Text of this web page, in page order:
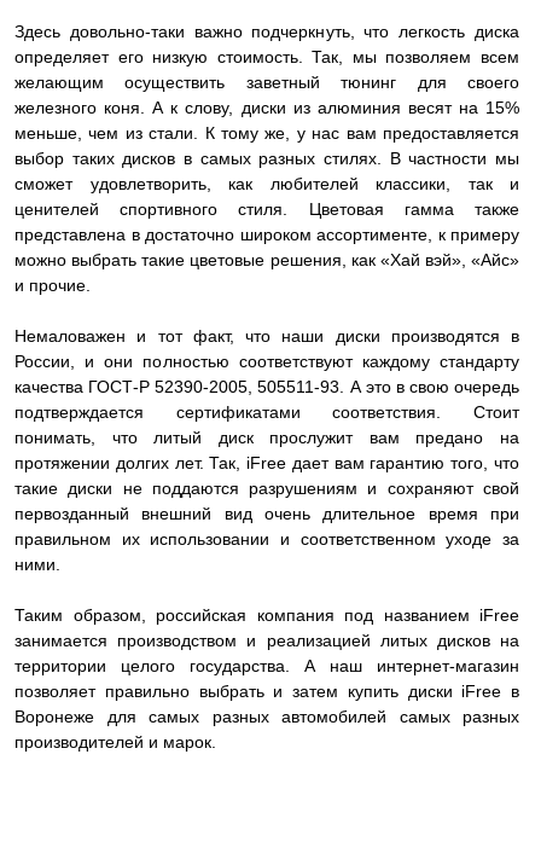
Здесь довольно-таки важно подчеркнуть, что легкость диска
определяет его низкую стоимость. Так, мы позволяем всем
желающим осуществить заветный тюнинг для своего
железного коня. А к слову, диски из алюминия весят на 15%
меньше, чем из стали. К тому же, у нас вам предоставляется
выбор таких дисков в самых разных стилях. В частности мы
сможет удовлетворить, как любителей классики, так и
ценителей спортивного стиля. Цветовая гамма также
представлена в достаточно широком ассортименте, к примеру
можно выбрать такие цветовые решения, как «Хай вэй», «Айс»
и прочие.
Немаловажен и тот факт, что наши диски производятся в
России, и они полностью соответствуют каждому стандарту
качества ГОСТ-Р 52390-2005, 505511-93. А это в свою очередь
подтверждается сертификатами соответствия. Стоит
понимать, что литый диск прослужит вам предано на
протяжении долгих лет. Так, iFree дает вам гарантию того, что
такие диски не поддаются разрушениям и сохраняют свой
первозданный внешний вид очень длительное время при
правильном их использовании и соответственном уходе за
ними.
Таким образом, российская компания под названием iFree
занимается производством и реализацией литых дисков на
территории целого государства. А наш интернет-магазин
позволяет правильно выбрать и затем купить диски iFree в
Воронеже для самых разных автомобилей самых разных
производителей и марок.